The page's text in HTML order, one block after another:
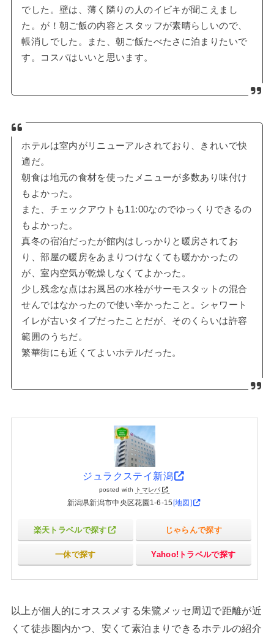
でした。壁は、薄く隣りの人のイビキが聞こえまし
た。が！朝ご飯の内容とスタッフが素晴らしいので、
帳消しでした。また、朝ご飯たべたさに泊まりたいで
す。コスパはいいと思います。
ホテルは室内がリニューアルされており、きれいで快
適だ。
朝食は地元の食材を使ったメニューが多数あり味付け
もよかった。
また、チェックアウトも11:00なのでゆっくりできるの
もよかった。
真冬の宿泊だったが館内はしっかりと暖房されてお
り、部屋の暖房をあまりつけなくても暖かかったの
が、室内空気が乾燥しなくてよかった。
少し残念な点はお風呂の水栓がサーモスタットの混合
せんではなかったので使い辛かったこと。シャワート
イレが古いタイプだったことだが、そのくらいは許容
範囲のうちだ。
繁華街にも近くてよいホテルだった。
ジュラクステイ新潟
posted with トマレバ
新潟県新潟市中央区花園1-6-15 [地図]
楽天トラベルで探す じゃらんで探す
一休で探す Yahoo!トラベルで探す
以上が個人的にオススメする朱鷺メッセ周辺で距離が近
くて徒歩圏内かつ、安くて素泊まりできるホテルの紹介